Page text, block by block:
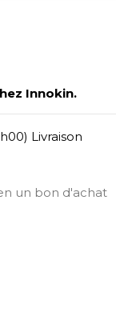
Innokin.
Livraison
un bon d'achat